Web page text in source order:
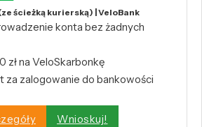
ścieżką kurierską) | VeloBank
konta bez żadnych
zł na VeloSkarbonkę
za zalogowanie do bankowości
Wnioskuj!